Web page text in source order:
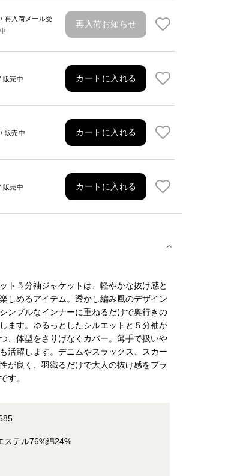
再入荷メール受
再入荷お知らせ
販売中 カートに入れる
販売中 カートに入れる
販売中 カートに入れる
ト５分袖ジャケットは、軽やかな抜け感と
しめるアイテム。透かし編み風のデザイン
ンプルなインナーに重ねるだけで奥行きの
ます。ゆるっとしたシルエットと５分袖が
、体型をさりげなくカバー。薄手で扱いや
活躍します。デニムやスラックス、スカー
が良く、羽織るだけで大人の抜け感をプラ
す。
ステル76%綿24%